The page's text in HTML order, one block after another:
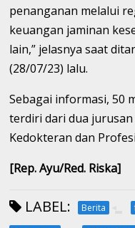
penanganan melalui
keuangan jaminan
lain,” jelasnya saat
(28/07/23) lalu.
Sebagai informasi, 50
terdiri dari dua
Kedokteran dan
[Rep. Ayu/Red. Riska]
LABEL: Berita